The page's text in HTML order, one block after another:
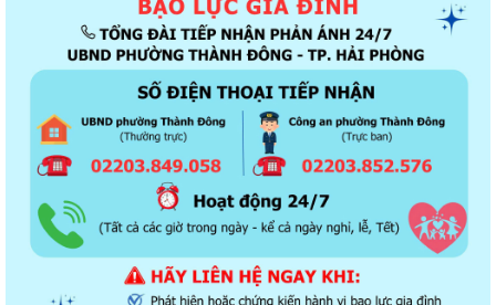
Thông báo về chương trình thu hồi để kiểm tra, khắc phục sự cố các